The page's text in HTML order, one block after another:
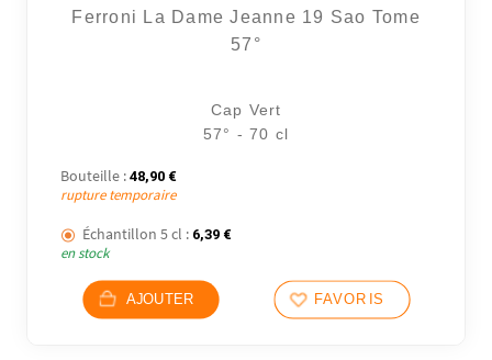
Ferroni La Dame Jeanne 19 Sao Tome
57°
Cap Vert
57° - 70 cl
Bouteille : 48,90 €
rupture temporaire
Échantillon 5 cl : 6,39 €
en stock
AJOUTER FAVORIS